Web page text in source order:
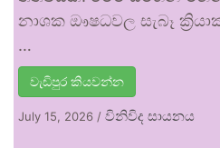
නාශක ඖෂධවල සැබෑ
…
වැඩිපුර කියවන්න
July 15, 2026 / විනිවිද සායනය